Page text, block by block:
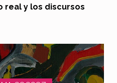
real y los discursos